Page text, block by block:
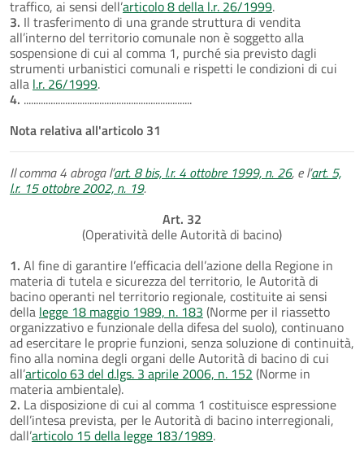
traffico, ai sensi dell’articolo 8 della l.r. 26/1999.
3. Il trasferimento di una grande struttura di vendita
all’interno del territorio comunale non è soggetto alla
sospensione di cui al comma 1, purché sia previsto dagli
strumenti urbanistici comunali e rispetti le condizioni di cui
alla l.r. 26/1999.
4. .....................................................................
Nota relativa all'articolo 31
Il comma 4 abroga l’art. 8 bis, l.r. 4 ottobre 1999, n. 26, e l’art. 5,
l.r. 15 ottobre 2002, n. 19.
Art. 32
(Operatività delle Autorità di bacino)
1. Al fine di garantire l’efficacia dell’azione della Regione in
materia di tutela e sicurezza del territorio, le Autorità di
bacino operanti nel territorio regionale, costituite ai sensi
della legge 18 maggio 1989, n. 183 (Norme per il riassetto
organizzativo e funzionale della difesa del suolo), continuano
ad esercitare le proprie funzioni, senza soluzione di continuità,
fino alla nomina degli organi delle Autorità di bacino di cui
all’articolo 63 del d.lgs. 3 aprile 2006, n. 152 (Norme in
materia ambientale).
2. La disposizione di cui al comma 1 costituisce espressione
dell’intesa prevista, per le Autorità di bacino interregionali,
dall’articolo 15 della legge 183/1989.